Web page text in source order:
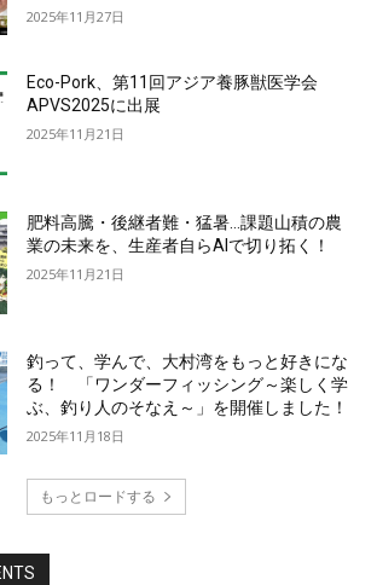
2025年11月27日
Eco-Pork、第11回アジア養豚獣医学会
APVS2025に出展
2025年11月21日
肥料高騰・後継者難・猛暑…課題山積の農
業の未来を、生産者自らAIで切り拓く！
2025年11月21日
釣って、学んで、大村湾をもっと好きにな
る！ 「ワンダーフィッシング～楽しく学
ぶ、釣り人のそなえ～」を開催しました！
2025年11月18日
もっとロードする